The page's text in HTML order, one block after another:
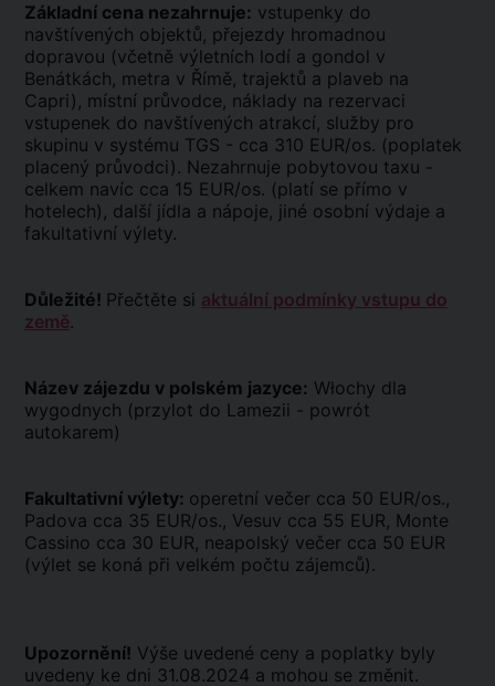
Základní cena nezahrnuje: vstupenky do
navštívených objektů, přejezdy hromadnou
dopravou (včetně výletních lodí a gondol v
Benátkách, metra v Římě, trajektů a plaveb na
Capri), místní průvodce, náklady na rezervaci
vstupenek do navštívených atrakcí, služby pro
skupinu v systému TGS - cca 310 EUR/os. (poplatek
placený průvodci). Nezahrnuje pobytovou taxu -
celkem navíc cca 15 EUR/os. (platí se přímo v
hotelech), další jídla a nápoje, jiné osobní výdaje a
fakultativní výlety.
Důležité! Přečtěte si aktuální podmínky vstupu do
země.
Název zájezdu v polském jazyce: Włochy dla
wygodnych (przylot do Lamezii - powrót
autokarem)
Fakultativní výlety: operetní večer cca 50 EUR/os.,
Padova cca 35 EUR/os., Vesuv cca 55 EUR, Monte
Cassino cca 30 EUR, neapolský večer cca 50 EUR
(výlet se koná při velkém počtu zájemců).
Upozornění! Výše uvedené ceny a poplatky byly
uvedeny ke dni 31.08.2024 a mohou se změnit.